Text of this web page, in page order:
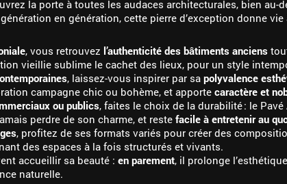
la porte à toutes les audaces architecturales, bien au-
en génération, cette pierre d’exception donne
, vous retrouvez l’authenticité des bâtiments anciens
vieillie sublime le cachet des lieux, pour un style
, laissez-vous inspirer par sa polyvalence
campagne chic ou bohème, et apporte caractère et
ou publics, faites le choix de la durabilité : le
perdre de son charme, et reste facile à entretenir au
, profitez de ses formats variés pour créer des
des espaces à la fois structurés et vivants.
accueillir sa beauté : en parement, il prolonge
naturelle.